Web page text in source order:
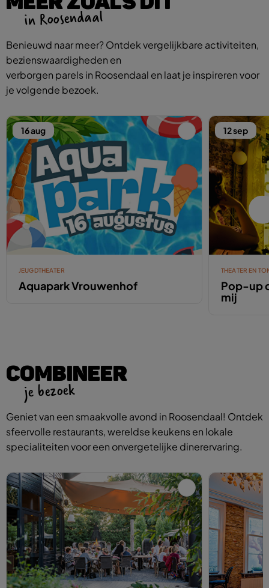
in Roosendaal
Benieuwd naar meer? Ontdek vergelijkbare activiteiten,
bezienswaardigheden en
verborgen parels in Roosendaal en laat je inspireren voor
je volgende bezoek.
16 aug
JEUGDTHEATER
Aquapark Vrouwenhof
12 sep
THEATER EN
Pop-up
mij
COMBINEER
je bezoek
Geniet van een smaakvolle avond in Roosendaal! Ontdek
sfeervolle restaurants, wereldse keukens en lokale
specialiteiten voor een onvergetelijke dinerervaring.